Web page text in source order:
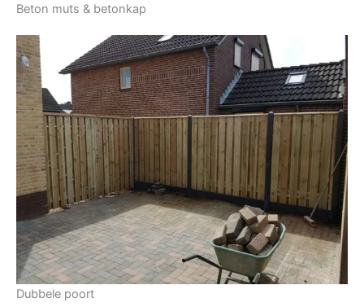
Beton muts & betonkap
Dubbele poort